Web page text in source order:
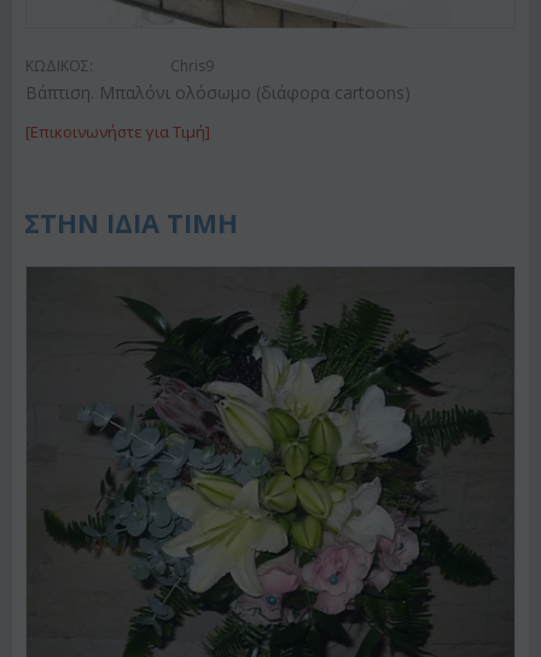
ΚΩΔΙΚΟΣ: Chris9
Βάπτιση. Μπαλόνι ολόσωμο (διάφορα cartoons)
[Επικοινωνήστε για Τιμή]
ΣΤΗΝ ΙΔΙΑ ΤΙΜΗ